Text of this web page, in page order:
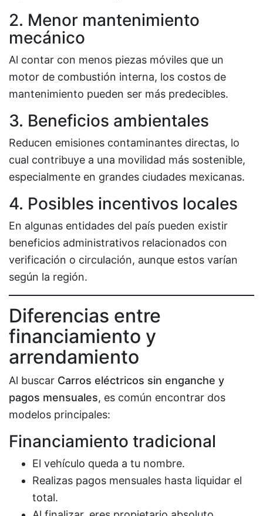
2. Menor mantenimiento
mecánico
Al contar con menos piezas móviles que un
motor de combustión interna, los costos de
mantenimiento pueden ser más predecibles.
3. Beneficios ambientales
Reducen emisiones contaminantes directas, lo
cual contribuye a una movilidad más sostenible,
especialmente en grandes ciudades mexicanas.
4. Posibles incentivos locales
En algunas entidades del país pueden existir
beneficios administrativos relacionados con
verificación o circulación, aunque estos varían
según la región.
Diferencias entre
financiamiento y
arrendamiento
Al buscar Carros eléctricos sin enganche y
pagos mensuales, es común encontrar dos
modelos principales:
Financiamiento tradicional
El vehículo queda a tu nombre.
Realizas pagos mensuales hasta liquidar el
total.